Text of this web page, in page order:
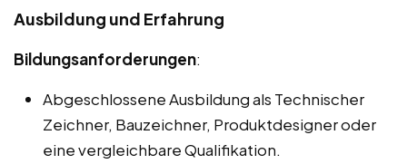
Ausbildung und Erfahrung
Bildungsanforderungen:
Abgeschlossene Ausbildung als Technischer
Zeichner, Bauzeichner, Produktdesigner oder
eine vergleichbare Qualifikation.